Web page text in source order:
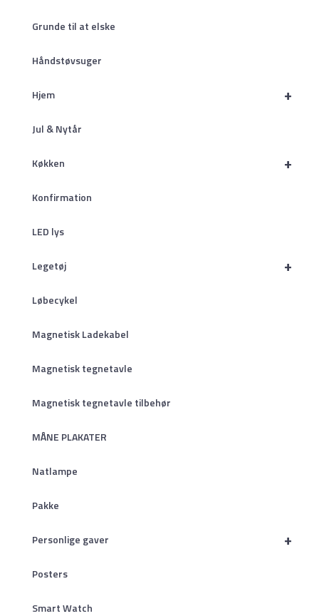
Grunde til at elske
Håndstøvsuger
+
Hjem
Jul & Nytår
+
Køkken
Konfirmation
LED lys
+
Legetøj
Løbecykel
Magnetisk Ladekabel
Magnetisk tegnetavle
Magnetisk tegnetavle tilbehør
MÅNE PLAKATER
Natlampe
Pakke
+
Personlige gaver
Posters
Smart Watch